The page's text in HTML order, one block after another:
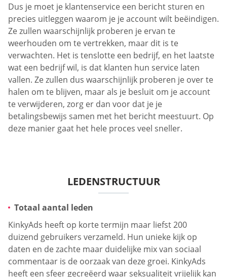
Dus je moet je klantenservice een bericht sturen en
precies uitleggen waarom je je account wilt beëindigen.
Ze zullen waarschijnlijk proberen je ervan te
weerhouden om te vertrekken, maar dit is te
verwachten. Het is tenslotte een bedrijf, en het laatste
wat een bedrijf wil, is dat klanten hun service laten
vallen. Ze zullen dus waarschijnlijk proberen je over te
halen om te blijven, maar als je besluit om je account
te verwijderen, zorg er dan voor dat je je
betalingsbewijs samen met het bericht meestuurt. Op
deze manier gaat het hele proces veel sneller.
LEDENSTRUCTUUR
Totaal aantal leden
KinkyAds heeft op korte termijn maar liefst 200
duizend gebruikers verzameld. Hun unieke kijk op
daten en de zachte maar duidelijke mix van sociaal
commentaar is de oorzaak van deze groei. KinkyAds
heeft een sfeer gecreëerd waar seksualiteit vrijelijk kan